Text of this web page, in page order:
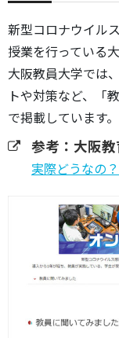
新型コロナウイル
授業を行っている
大阪教員大学では
トや対策など、「
で掲載しています。
参考：大阪
実際どうなの